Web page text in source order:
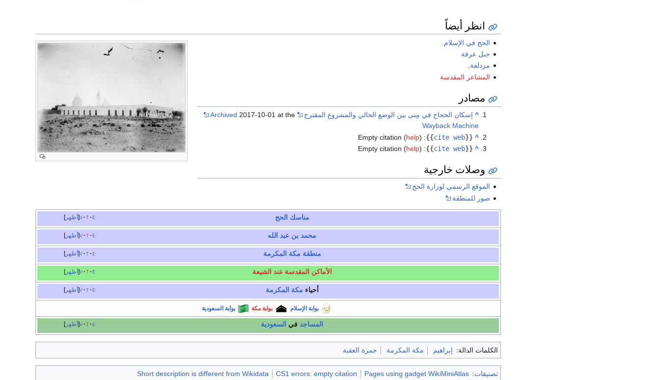
انظر أيضاً
الحج في الإسلام
جبل عرفة
مزدلفة.
المشاعر المقدسة
مصادر
^ إسكان الحجاج في مِنى بين الوضع الحالي والمشروع المقترح Archived 2017-10-01 at the
Wayback Machine
^
{{
cite web
}}
:
Empty citation (help)
^
{{
cite web
}}
:
Empty citation (help)
وصلات خارجية
الموقع الرسمي لوزارة الحج
صور للمنطقة
أظهر v t e مناسك الحج
أظهر v t e محمد بن عبد الله
أظهر v t e منطقة مكة المكرمة
أظهر v t e الأماكن المقدسة عند الشيعة
أظهر v t e أحياء مكة المكرمة
بوابة الإسلام بوابة مكة بوابة السعودية
أظهر v t e المساجد في السعودية
الكلمات الدالة: إبراهيم مكة المكرمة جمرة العقبة
تصنيفات:
Pages using gadget WikiMiniAtlas
CS1 errors: empty citation
Short description is different from Wikidata